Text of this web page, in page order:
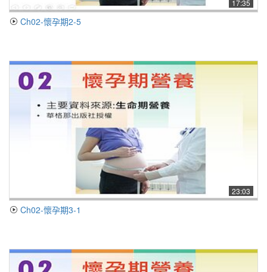
17:35
Ch02-懷孕期2-5
23:03
Ch02-懷孕期3-1